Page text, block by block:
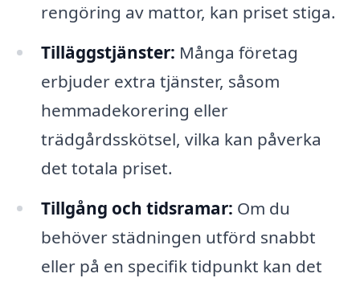
rengöring av mattor, kan priset stiga.
Tilläggstjänster: Många företag
erbjuder extra tjänster, såsom
hemmadekorering eller
trädgårdsskötsel, vilka kan påverka
det totala priset.
Tillgång och tidsramar: Om du
behöver städningen utförd snabbt
eller på en specifik tidpunkt kan det